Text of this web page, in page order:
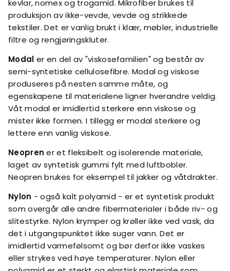
kevlar, nomex og trogamid. Mikrofiber brukes til
produksjon av ikke-vevde, vevde og strikkede
tekstiler. Det er vanlig brukt i klær, møbler, industrielle
filtre og rengjøringskluter.
Modal er en del av "viskosefamilien" og består av
semi-syntetiske cellulosefibre. Modal og viskose
produseres på nesten samme måte, og
egenskapene til materialene ligner hverandre veldig.
Våt modal er imidlertid sterkere enn viskose og
mister ikke formen. I tillegg er modal sterkere og
lettere enn vanlig viskose.
Neopren er et fleksibelt og isolerende materiale,
laget av syntetisk gummi fylt med luftbobler.
Neopren brukes for eksempel til jakker og våtdrakter.
Nylon - også kalt polyamid - er et syntetisk produkt
som overgår alle andre fibermaterialer i både riv- og
slitestyrke. Nylon krymper og krøller ikke ved vask, da
det i utgangspunktet ikke suger vann. Det er
imidlertid varmefølsomt og bør derfor ikke vaskes
eller strykes ved høye temperaturer. Nylon eller